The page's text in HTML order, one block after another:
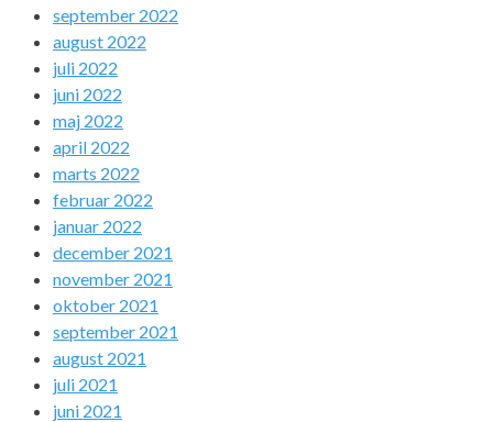
september 2022
august 2022
juli 2022
juni 2022
maj 2022
april 2022
marts 2022
februar 2022
januar 2022
december 2021
november 2021
oktober 2021
september 2021
august 2021
juli 2021
juni 2021